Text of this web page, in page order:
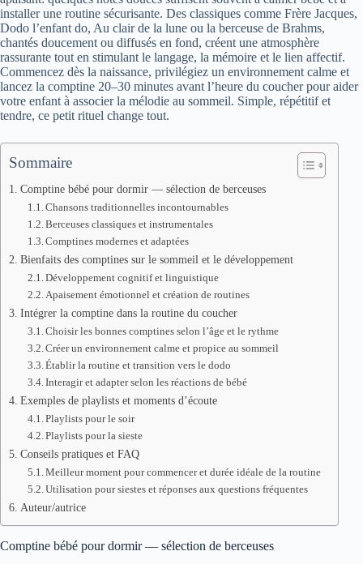
installer une routine sécurisante. Des classiques comme Frère Jacques,
Dodo l’enfant do, Au clair de la lune ou la berceuse de Brahms,
chantés doucement ou diffusés en fond, créent une atmosphère
rassurante tout en stimulant le langage, la mémoire et le lien affectif.
Commencez dès la naissance, privilégiez un environnement calme et
lancez la comptine 20–30 minutes avant l’heure du coucher pour aider
votre enfant à associer la mélodie au sommeil. Simple, répétitif et
tendre, ce petit rituel change tout.
Sommaire
Comptine bébé pour dormir — sélection de berceuses
Chansons traditionnelles incontournables
Berceuses classiques et instrumentales
Comptines modernes et adaptées
Bienfaits des comptines sur le sommeil et le développement
Développement cognitif et linguistique
Apaisement émotionnel et création de routines
Intégrer la comptine dans la routine du coucher
Choisir les bonnes comptines selon l’âge et le rythme
Créer un environnement calme et propice au sommeil
Établir la routine et transition vers le dodo
Interagir et adapter selon les réactions de bébé
Exemples de playlists et moments d’écoute
Playlists pour le soir
Playlists pour la sieste
Conseils pratiques et FAQ
Meilleur moment pour commencer et durée idéale de la routine
Utilisation pour siestes et réponses aux questions fréquentes
Auteur/autrice
Comptine bébé pour dormir — sélection de berceuses